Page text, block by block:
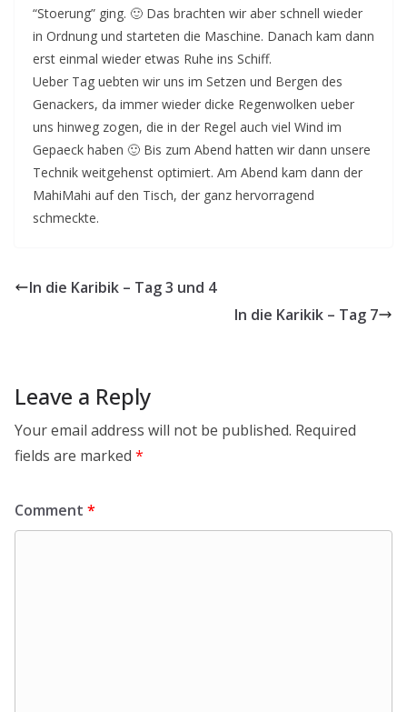
“Stoerung” ging. 🙂 Das brachten wir aber schnell wieder
in Ordnung und starteten die Maschine. Danach kam dann
erst einmal wieder etwas Ruhe ins Schiff.
Ueber Tag uebten wir uns im Setzen und Bergen des
Genackers, da immer wieder dicke Regenwolken ueber
uns hinweg zogen, die in der Regel auch viel Wind im
Gepaeck haben 🙂 Bis zum Abend hatten wir dann unsere
Technik weitgehenst optimiert. Am Abend kam dann der
MahiMahi auf den Tisch, der ganz hervorragend
schmeckte.
In die Karibik – Tag 3 und 4
In die Karikik – Tag 7
Leave a Reply
Your email address will not be published. Required
fields are marked *
Comment *